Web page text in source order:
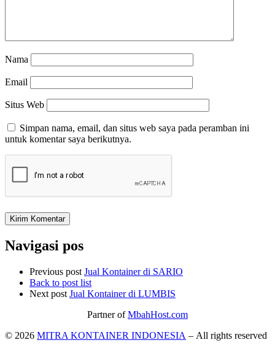
Nama
Email
Situs Web
Simpan nama, email, dan situs web saya pada peramban ini
untuk komentar saya berikutnya.
Navigasi pos
Previous post Jual Kontainer di SARIO
Back to post list
Next post Jual Kontainer di LUMBIS
Partner ofMbahHost.com
© 2026 MITRA KONTAINER INDONESIA – All rights reserved